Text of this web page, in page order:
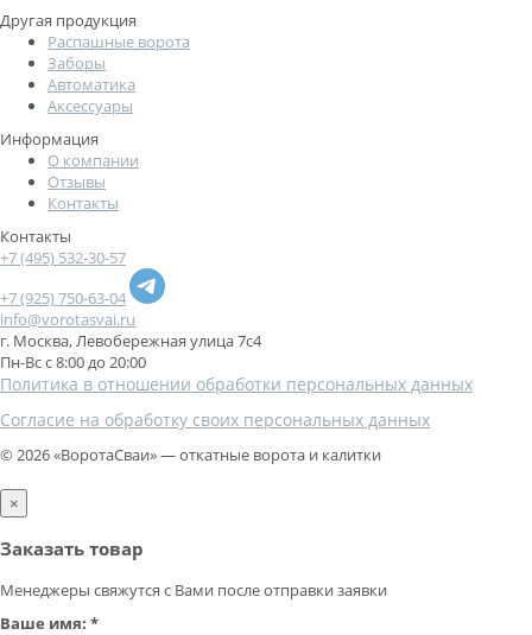
Другая продукция
Распашные ворота
Заборы
Автоматика
Аксессуары
Информация
О компании
Отзывы
Контакты
Контакты
+7 (495) 532-30-57
+7 (925) 750-63-04
info@vorotasvai.ru
г. Москва, Левобережная улица 7с4
Пн-Вс с 8:00 до 20:00
Политика в отношении обработки персональных данных
Cогласие на обработку своих персональных данных
© 2026 «ВоротаСваи» — откатные ворота и калитки
×
Заказать товар
Менеджеры свяжутся с Вами после отправки заявки
Ваше имя: *